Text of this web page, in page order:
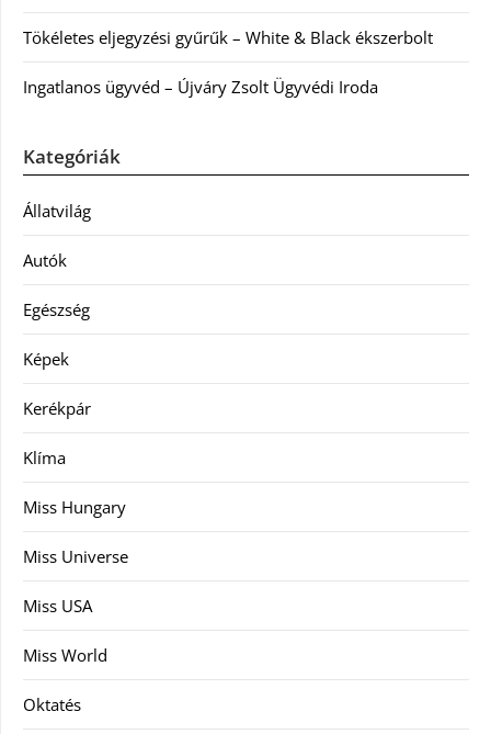
Tökéletes eljegyzési gyűrűk – White & Black ékszerbolt
Ingatlanos ügyvéd – Újváry Zsolt Ügyvédi Iroda
Kategóriák
Állatvilág
Autók
Egészség
Képek
Kerékpár
Klíma
Miss Hungary
Miss Universe
Miss USA
Miss World
Oktatés